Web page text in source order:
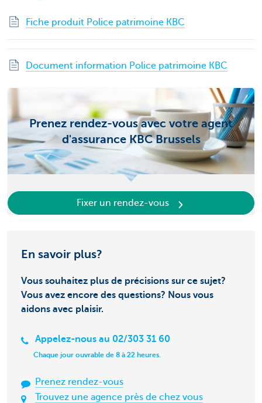
Fiche produit Police patrimoine KBC
Document information Police patrimoine KBC
Prenez rendez-vous avec votre agent
d'assurance KBC Brussels
Fixer un rendez-vous
En savoir plus?
Vous souhaitez plus de précisions sur ce sujet?
Vous avez encore des questions? Nous vous
aidons avec plaisir.
Appelez-nous au 02/303 31 60
Chaque jour ouvrable de 8 à 22 heures.
Prenez rendez-vous
Trouvez une agence près de chez vous